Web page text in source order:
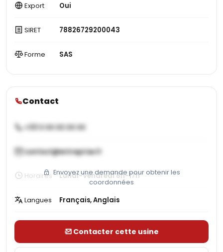
Export Oui
SIRET 78826729200043
Forme SAS
Contact
+33 X XX XX XX XX
contact@entreprise.fr
Envoyez une demande pour obtenir les
coordonnées
Horaires Lundi-Vendredi 8h-17h
Langues Français, Anglais
Contacter cette usine